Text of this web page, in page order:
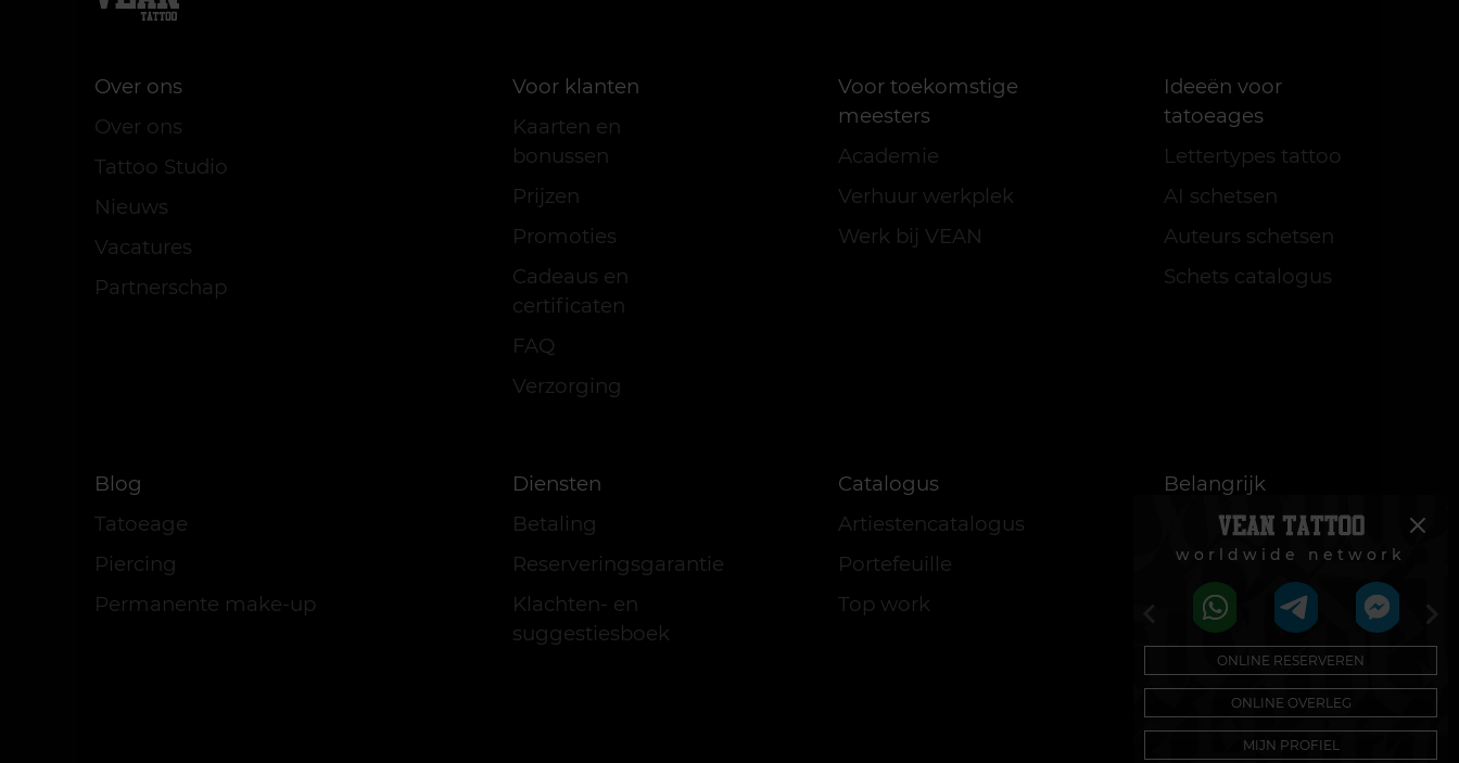
Over ons
Over ons
Tattoo Studio
Nieuws
Vacatures
Partnerschap
Voor klanten
Kaarten en
bonussen
Prijzen
Promoties
Cadeaus en
certificaten
FAQ
Verzorging
Voor toekomstige
meesters
Academie
Verhuur werkplek
Werk bij VEAN
Ideeën voor
tatoeages
Lettertypes tattoo
AI schetsen
Auteurs schetsen
Schets catalogus
Blog
Tatoeage
Piercing
Permanente make-up
Diensten
Betaling
Reserveringsgarantie
Klachten- en
suggestiesboek
Catalogus
Artiestencatalogus
Portefeuille
Top work
Belangrijk
Cookiebeleid
Reglement voor de
toepassing van
acties
worldwide network
ONLINE RESERVEREN
ONLINE OVERLEG
MIJN PROFIEL